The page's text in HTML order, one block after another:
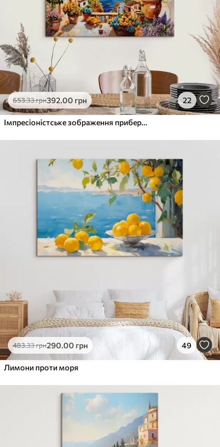
653.33грн392.00 грн 22
Імпресіоністське зображення прибережного селища з лимонним деревом
483.33грн290.00 грн 49
Лимони проти моря